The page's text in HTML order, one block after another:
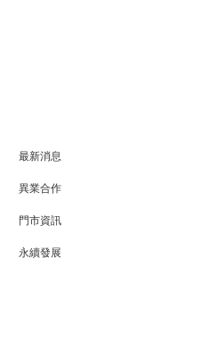
最新消息
異業合作
門市資訊
永續發展